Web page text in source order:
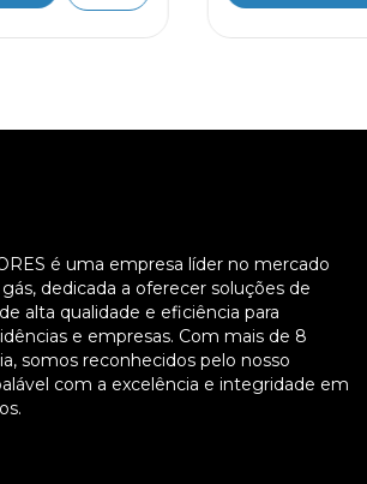
é uma empresa líder no mercado
dedicada a oferecer soluções de
alta qualidade e eficiência para
e empresas. Com mais de 8
somos reconhecidos pelo nosso
com a excelência e integridade em